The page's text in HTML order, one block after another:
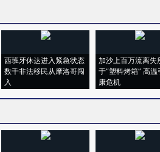
西班牙休达进入紧急状态
数千非法移民从摩洛哥闯
入
加沙上百万流离失
于“塑料烤箱” 高温
康危机